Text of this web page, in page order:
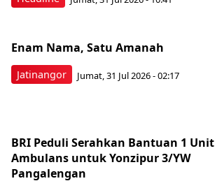
Jatinangor
Enam Nama, Satu Amanah
Jumat, 31 Jul 2026 - 02:17
BRI Peduli Serahkan Bantuan 1 Unit
Ambulans untuk Yonzipur 3/YW
Pangalengan